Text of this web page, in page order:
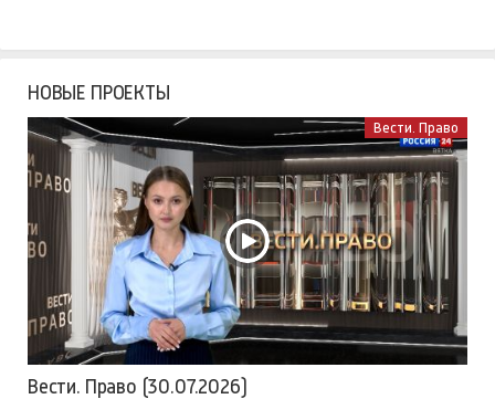
НОВЫЕ ПРОЕКТЫ
Вести. Право
Вести. Право (30.07.2026)